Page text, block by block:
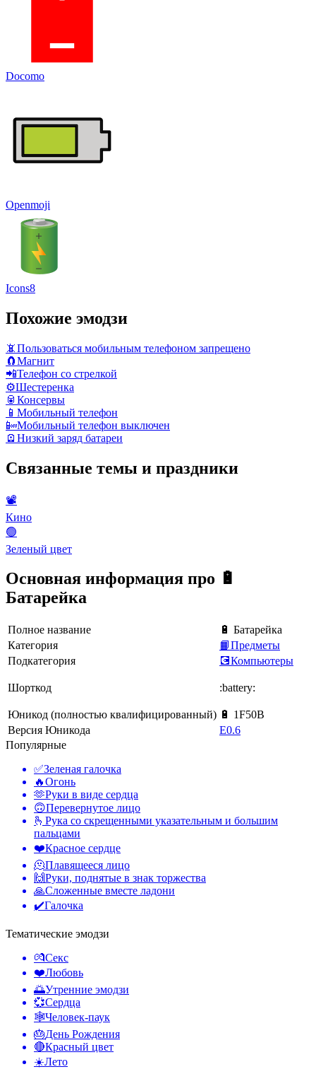
Docomo
Openmoji
Icons8
Похожие эмодзи
📵Пользоваться мобильным телефоном запрещено
🧲Магнит
📲Телефон со стрелкой
⚙️Шестеренка
🥫 Консервы
📱 Мобильный телефон
📴Мобильный телефон выключен
🪫 Низкий заряд батареи
Связанные темы и праздники
📽
Кино
🟢
Зеленый цвет
Основная информация про 🔋
Батарейка
Полное название
🔋 Батарейка
Категория
📙Предметы
Подкатегория
💽Компьютеры
Шорткод :battery:
Юникод (полностью квалифицированный) 🔋 1F50B
Версия Юникода
E0.6
Популярные
✅Зеленая галочка
🔥Огонь
🫶Руки в виде сердца
🙃Перевернутое лицо
🫰 Рука со скрещенными указательным и большим
пальцами
❤️Красное сердце
🫠Плавящееся лицо
🙌Руки, поднятые в знак торжества
🙏Сложенные вместе ладони
✔️Галочка
Тематические эмодзи
💏Секс
❤️Любовь
🌅Утренние эмодзи
💞Сердца
🕸️Человек-паук
🎂День Рождения
🔴Красный цвет
☀️Лето